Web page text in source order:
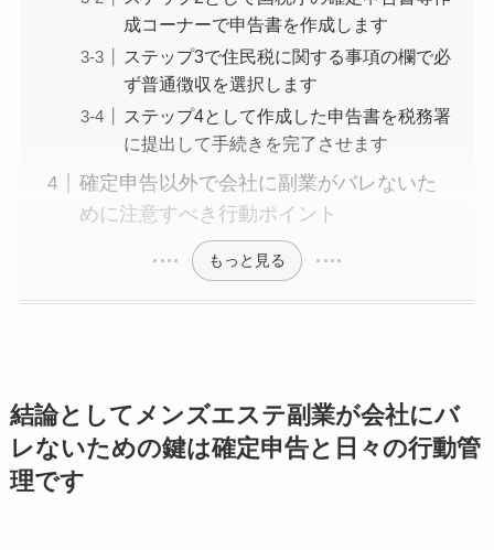
成コーナーで申告書を作成します
ステップ3で住民税に関する事項の欄で必
ず普通徴収を選択します
ステップ4として作成した申告書を税務署
に提出して手続きを完了させます
確定申告以外で会社に副業がバレないた
めに注意すべき行動ポイント
もっと見る
結論としてメンズエステ副業が会社にバ
レないための鍵は確定申告と日々の行動管
理です